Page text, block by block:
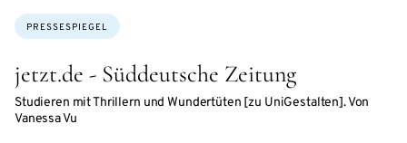
jetzt.de - Süddeutsche Zeitung
Studieren mit Thrillern und Wundertüten [zu UniGestalten]. Von
Vanessa Vu
Themen:
PRESSESPIEGEL